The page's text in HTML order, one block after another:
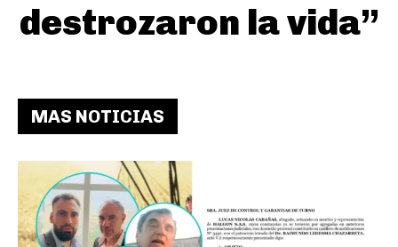
destrozaron la vida”
MAS NOTICIAS